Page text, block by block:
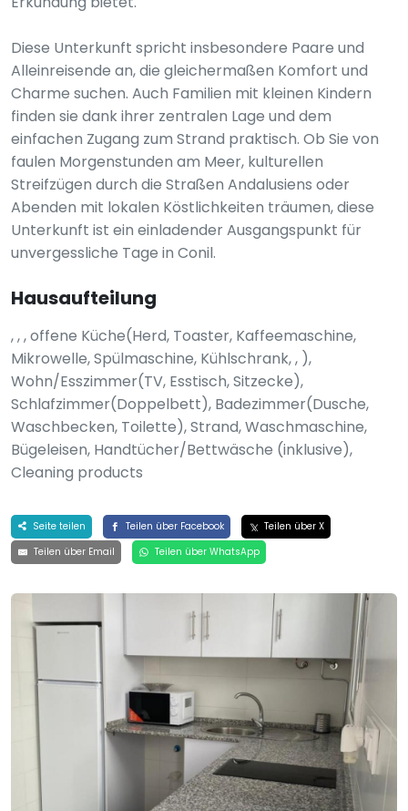
Diese Unterkunft spricht insbesondere Paare und
Alleinreisende an, die gleichermaßen Komfort und
Charme suchen. Auch Familien mit kleinen Kindern
finden sie dank ihrer zentralen Lage und dem
einfachen Zugang zum Strand praktisch. Ob Sie von
faulen Morgenstunden am Meer, kulturellen
Streifzügen durch die Straßen Andalusiens oder
Abenden mit lokalen Köstlichkeiten träumen, diese
Unterkunft ist ein einladender Ausgangspunkt für
unvergessliche Tage in Conil.
Hausaufteilung
, , , offene Küche(Herd, Toaster, Kaffeemaschine,
Mikrowelle, Spülmaschine, Kühlschrank, , ),
Wohn/Esszimmer(TV, Esstisch, Sitzecke),
Schlafzimmer(Doppelbett), Badezimmer(Dusche,
Waschbecken, Toilette), Strand, Waschmaschine,
Bügeleisen, Handtücher/Bettwäsche (inklusive),
Cleaning products
Seite teilen Teilen über Facebook
Teilen über X
Teilen über Email
Teilen über WhatsApp